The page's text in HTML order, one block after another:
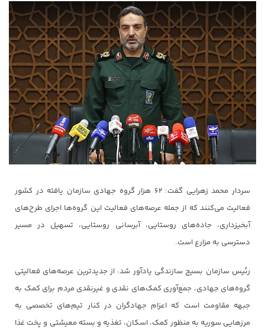
سردار محمد زهرایی گفت: ۶۲ هزار گروه جهادی سازمان یافته در کشور
فعالیت می‌کنند که از جمله عرصه‌های فعالیت این گروه‌ها اجرای طرح‌های
آبخیزداری، جاده‌های روستایی، آبرسانی روستایی، تسهیل در مسیر
دسترسی به مزارع است.
رئیس سازمان بسیج سازندگی یادآور شد: از جدیدترین عرصه‌های فعالیتی
گروه‌های جهادی، جمع‌آوری کمک‌های نقدی و غیرنقدی مردم برای کمک به
جبهه مقاومت است که اعزام جهادگران در کنار تیم‌های تخصصی به
مرزهایی سوریه به منظور کمک، اسکان، تغذیه و بسته معیشتی و پخت غذا